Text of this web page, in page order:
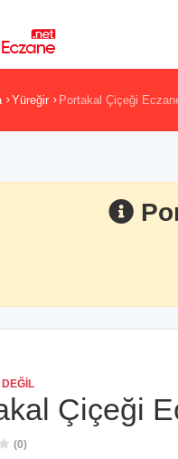
Yüreğir Portakal Çiçeği
Çiçeği
(0)